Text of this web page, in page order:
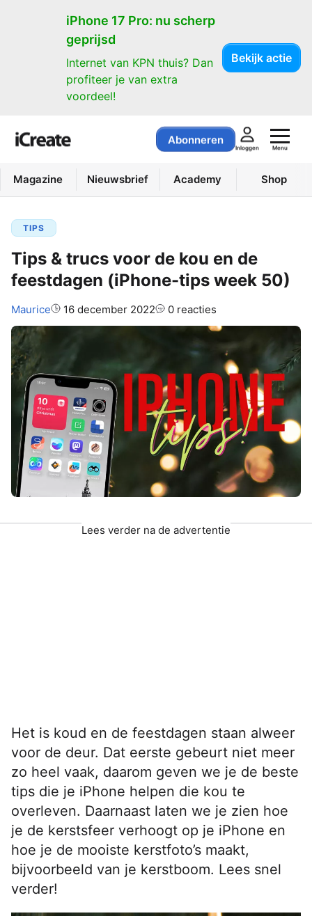
iPhone 17 Pro: nu scherp
geprijsd
Internet van KPN thuis? Dan
profiteer je van extra
voordeel!
Bekijk actie
Abonneren
Inloggen Menu
Magazine Nieuwsbrief Academy Shop
TIPS
Tips & trucs voor de kou en de
feestdagen (iPhone-tips week 50)
Auteur:
Maurice 16 december 2022 0 reacties
Lees verder na de advertentie
Het is koud en de feestdagen staan alweer
voor de deur. Dat eerste gebeurt niet meer
zo heel vaak, daarom geven we je de beste
tips die je iPhone helpen die kou te
overleven. Daarnaast laten we je zien hoe
je de kerstsfeer verhoogt op je iPhone en
hoe je de mooiste kerstfoto’s maakt,
bijvoorbeeld van je kerstboom. Lees snel
verder!